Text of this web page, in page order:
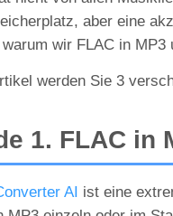
aber eine
wir FLAC in MP3
werden Sie 3
1. FLAC in
AI ist eine